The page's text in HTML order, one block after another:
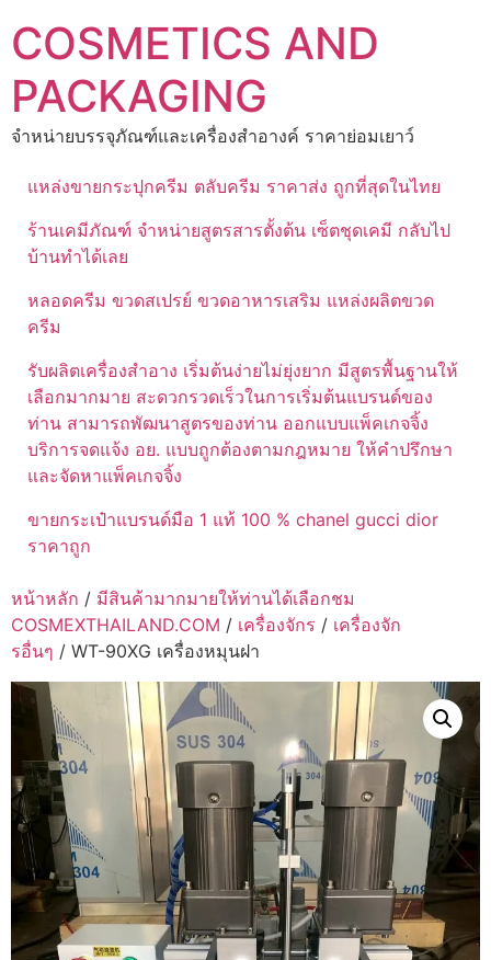
to
content
COSMETICS AND
PACKAGING
จำหน่ายบรรจุภัณฑ์และเครื่องสำอางค์ ราคาย่อมเยาว์
แหล่งขายกระปุกครีม ตลับครีม ราคาส่ง ถูกที่สุดในไทย
ร้านเคมีภัณฑ์ จำหน่ายสูตรสารตั้งต้น เซ็ตชุดเคมี กลับไป
บ้านทำได้เลย
หลอดครีม ขวดสเปรย์ ขวดอาหารเสริม แหล่งผลิตขวด
ครีม
รับผลิตเครื่องสำอาง เริ่มต้นง่ายไม่ยุ่งยาก มีสูตรพื้นฐานให้
เลือกมากมาย สะดวกรวดเร็วในการเริ่มต้นแบรนด์ของ
ท่าน สามารถพัฒนาสูตรของท่าน ออกแบบแพ็คเกจจิ้ง
บริการจดแจ้ง อย. แบบถูกต้องตามกฎหมาย ให้คำปรึกษา
และจัดหาแพ็คเกจจิ้ง
ขายกระเป๋าแบรนด์มือ 1 แท้ 100 % chanel gucci dior
ราคาถูก
หน้าหลัก / มีสินค้ามากมายให้ท่านได้เลือกชม
COSMEXTHAILAND.COM / เครื่องจักร / เครื่องจัก
รอื่นๆ / WT-90XG เครื่องหมุนฝา